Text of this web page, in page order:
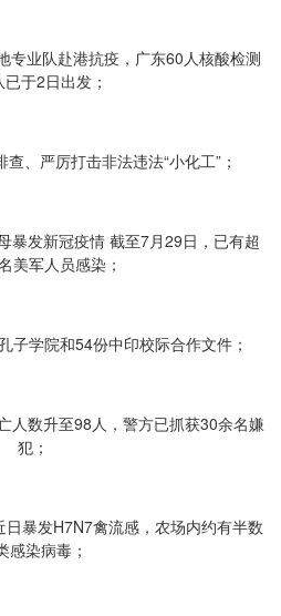
专业队赴港抗疫，广东60人核酸检测
于2日出发；
、严厉打击非法违法“小化工”；
暴发新冠疫情 截至7月29日，已有超
美军人员感染；
子学院和54份中印校际合作文件；
人数升至98人，警方已抓获30余名嫌
犯；
暴发H7N7禽流感，农场内约有半数
感染病毒；